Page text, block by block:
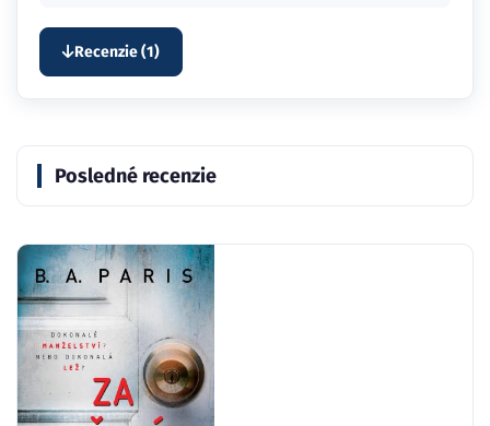
Recenzie (1)
Posledné recenzie